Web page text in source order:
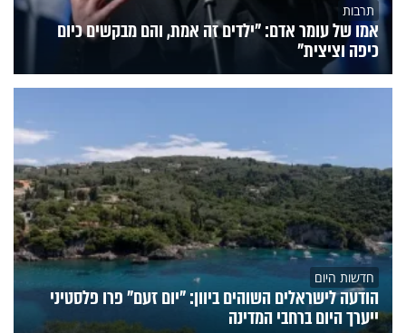
תרבות
אמו של עומר אדם: "ילדים זה אמת, והם מבקשים כיום
כיפה וציצית"
חדשות היום
הודעה לישראלים השוהים ביוון: "יום זעם" פרו פלסטיני
ייערך היום ברחבי המדינה